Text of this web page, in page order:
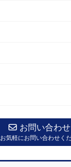
お問い合わせ
お気軽にお問い合わせくだ